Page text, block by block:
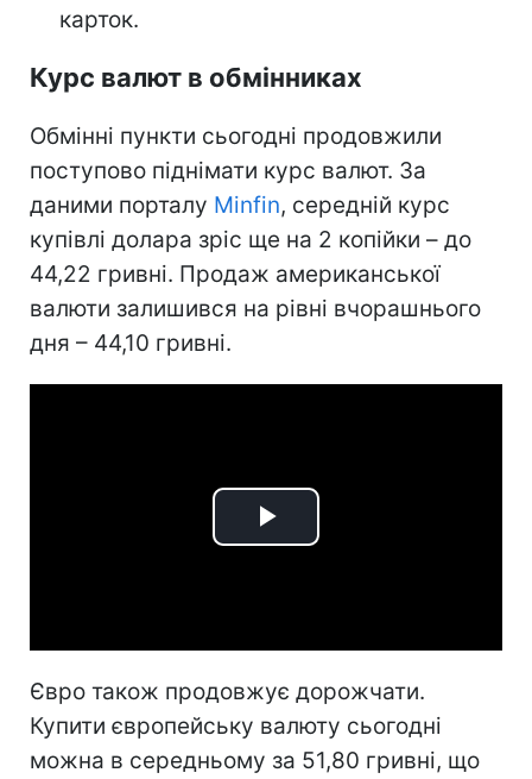
карток.
Курс валют в обмінниках
Обмінні пункти сьогодні продовжили
поступово піднімати курс валют. За
даними порталу Minfin, середній курс
купівлі долара зріс ще на 2 копійки – до
44,22 гривні. Продаж американської
валюти залишився на рівні вчорашнього
дня – 44,10 гривні.
Play
Євро також продовжує дорожчати.
Купити європейську валюту сьогодні
можна в середньому за 51,80 гривні, що